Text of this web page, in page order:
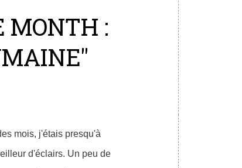
MONTH :
mois, j'étais presqu'à
d'éclairs. Un peu de